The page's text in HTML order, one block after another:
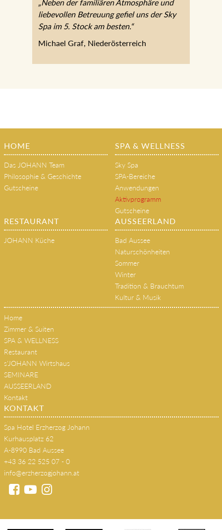
„Neben der familiären Atmosphäre und
liebevollen Betreuung gefiel uns der Sky
Spa im 5. Stock am besten.“
Michael Graf, Niederösterreich
HOME
Das JOHANN Team
Philosophie & Geschichte
Gutscheine
SPA & WELLNESS
Sky Spa
SPA-Bereiche
Anwendungen
Aktivprogramm
Gutscheine
RESTAURANT
JOHANN Küche
AUSSEERLAND
Bad Aussee
Naturschönheiten
Sommer
Winter
Tradition & Brauchtum
Kultur & Musik
Home
Zimmer & Suiten
SPA & WELLNESS
Restaurant
s'JOHANN Wirtshaus
SEMINARE
AUSSEERLAND
Kontakt
KONTAKT
Spa Hotel Erzherzog Johann
Kurhausplatz 62
A-8990 Bad Aussee
+43 36 22 525 07 - 0
info@erzherzogjohann.at